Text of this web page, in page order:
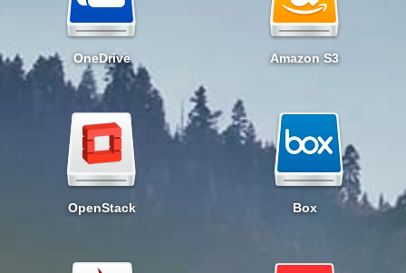
OneDrive Amazon S3
OpenStack Box